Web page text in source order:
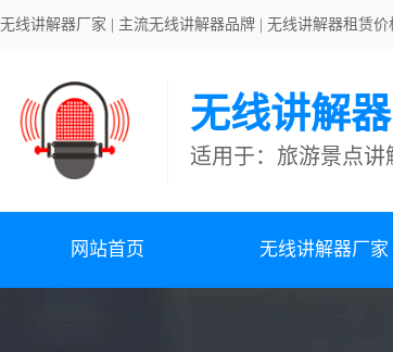
无线讲解器厂家 | 主流无线讲解器品牌 | 无线讲解器租赁
无线讲解
适用于：旅游景点讲
网站首页 无线讲解器厂家